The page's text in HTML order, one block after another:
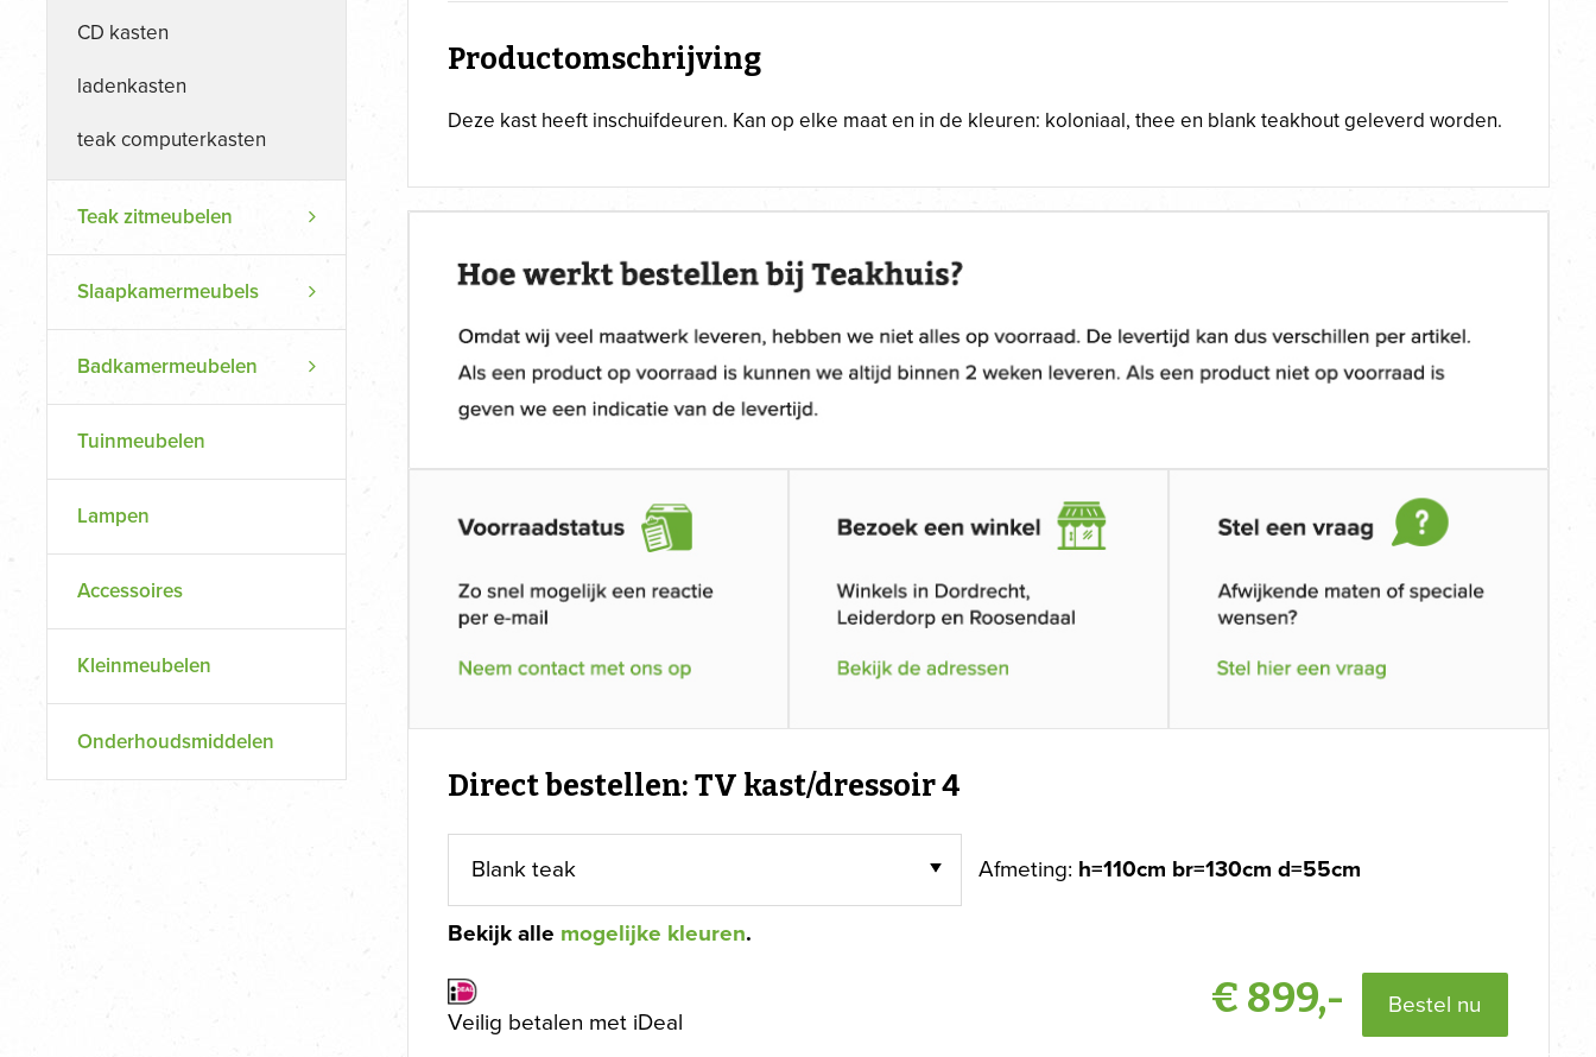
CD kasten
ladenkasten
teak computerkasten
Teak zitmeubelen
Slaapkamermeubels
Badkamermeubelen
Tuinmeubelen
Lampen
Accessoires
Kleinmeubelen
Onderhoudsmiddelen
Productomschrijving
Deze kast heeft inschuifdeuren. Kan op elke maat en in de kleuren: koloniaal, thee en blank teakhout geleverd worden.
Direct bestellen: TV kast/dressoir 4
Afmeting: h=110cm br=130cm d=55cm
Bekijk alle mogelijke kleuren.
Veilig betalen met iDeal
€ 899,- Bestel nu